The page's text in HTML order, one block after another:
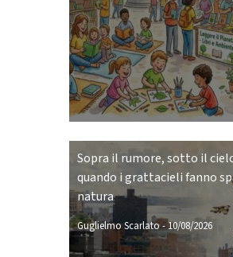
Sopra il rumore, sotto il
quando i grattacieli fanno
natura
Guglielmo Scarlato-10/08/2026